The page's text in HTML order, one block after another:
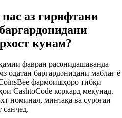
аз гирифтани
кунам?
фавран расонидашаванда
одатан баргардонидани маблағ ё
фармоишҳоро тибқи
CashtoCode коркард мекунад.
номинал, минтақа ва суроғаи
санҷед.